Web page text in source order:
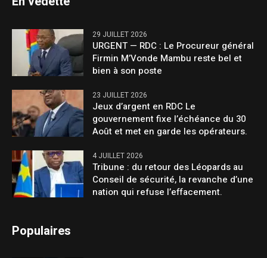
29 JUILLET 2026
URGENT — RDC : Le Procureur général
Firmin M’Vonde Mambu reste bel et
bien à son poste
23 JUILLET 2026
Jeux d’argent en RDC Le
gouvernement fixe l’échéance du 30
Août et met en garde les opérateurs.
4 JUILLET 2026
Tribune : du retour des Léopards au
Conseil de sécurité, la revanche d’une
nation qui refuse l’effacement.
Populaires